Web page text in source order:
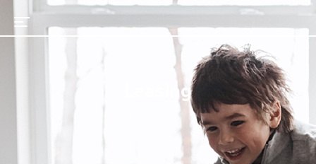
Leasing